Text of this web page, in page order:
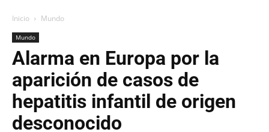
Inicio Mundo
Mundo
Alarma en Europa por la
aparición de casos de
hepatitis infantil de origen
desconocido